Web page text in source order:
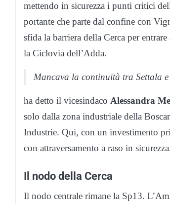
mettendo in sicurezza i punti critici
portante che parte dal confine con
sfida la barriera della Cerca per
la Ciclovia dell’Adda.
Mancava la continuità tra Settala
ha detto il vicesindaco Alessandra
solo dalla zona industriale della
Industrie. Qui, con un investimento
con attraversamento a raso in
Il nodo della Cerca
Il nodo centrale rimane la Sp13.